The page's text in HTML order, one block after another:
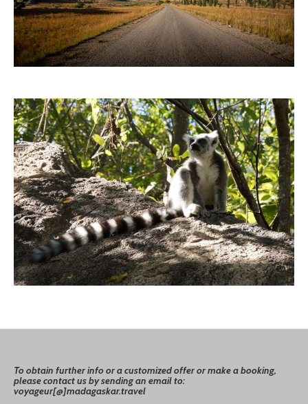
Toobtain further info or a customized offer or make a booking,
please contact us by sending an email to:
voyageur[@]madagaskar.travel